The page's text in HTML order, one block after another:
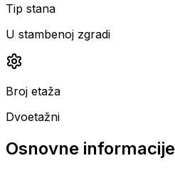
Tip stana
U stambenoj zgradi
Broj etaža
Dvoetažni
Osnovne informacije